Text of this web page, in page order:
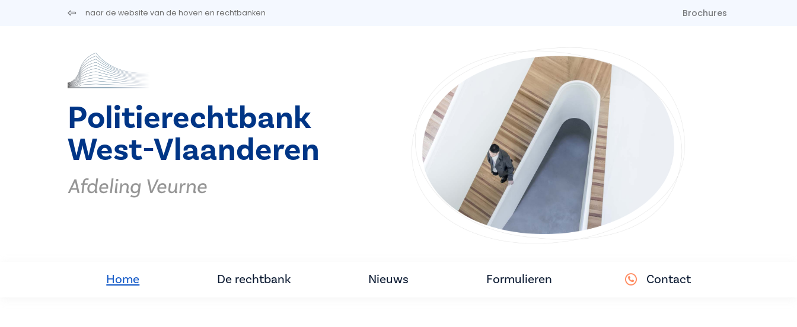
Overslaan en naar de inhoud gaannaar de website van de hoven en rechtbanken Brochures
Politierechtbank
West-Vlaanderen
Afdeling Veurne
Home De rechtbank Nieuws Formulieren Contact